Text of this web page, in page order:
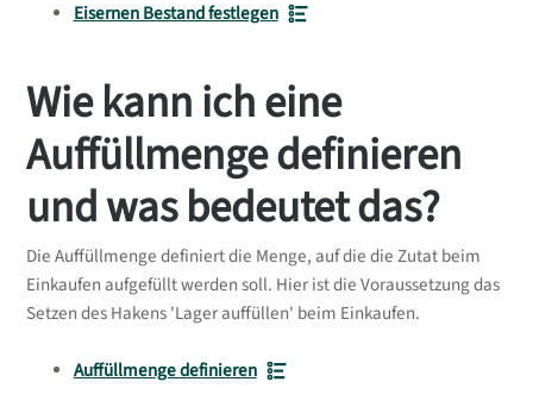
Eisernen Bestand festlegen
Wie kann ich eine
Auffüllmenge definieren
und was bedeutet das?
Die Auffüllmenge definiert die Menge, auf die die Zutat beim
Einkaufen aufgefüllt werden soll. Hier ist die Voraussetzung das
Setzen des Hakens 'Lager auffüllen' beim Einkaufen.
Auffüllmenge definieren